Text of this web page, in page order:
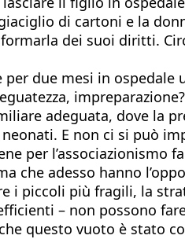
di cartoni e la
dei suoi diritti.
due mesi in
adeguata, dove la
E non ci si può
per l’associazionismo
che adesso hanno
i piccoli più fragili, la
– non possono
questo vuoto è stato